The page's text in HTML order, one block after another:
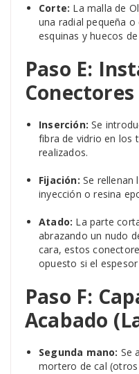
Corte: La malla de
una radial pequeña
esquinas y huecos
Paso E:
Inserción: Se
fibra de vidrio en los
realizados.
Fijación: Se
inyección o resina
Atado: La parte
abrazando un nudo
cara, estos
opuesto si el
Paso F:
Acabado
Segunda mano: Se
mortero de cal